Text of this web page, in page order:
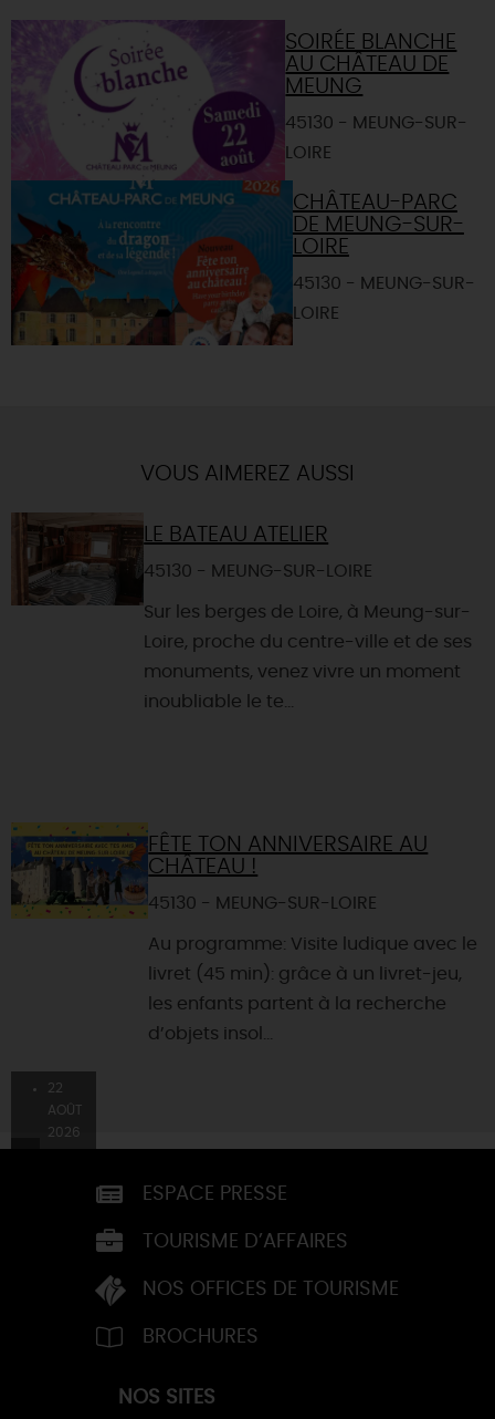
22
AOÛT
2026
SOIRÉE BLANCHE
AU CHÂTEAU DE
MEUNG
45130 - MEUNG-SUR-
LOIRE
CHÂTEAU-PARC
DE MEUNG-SUR-
LOIRE
45130 - MEUNG-SUR-
LOIRE
VOUS AIMEREZ AUSSI
LE BATEAU ATELIER
45130 - MEUNG-SUR-LOIRE
Sur les berges de Loire, à Meung-sur-
Loire, proche du centre-ville et de ses
monuments, venez vivre un moment
inoubliable le te...
FÊTE TON ANNIVERSAIRE AU
CHÂTEAU !
45130 - MEUNG-SUR-LOIRE
Au programme: Visite ludique avec le
livret (45 min): grâce à un livret-jeu,
les enfants partent à la recherche
d’objets insol...
ESPACE PRESSE
TOURISME D’AFFAIRES
NOS OFFICES DE TOURISME
BROCHURES
NOS SITES